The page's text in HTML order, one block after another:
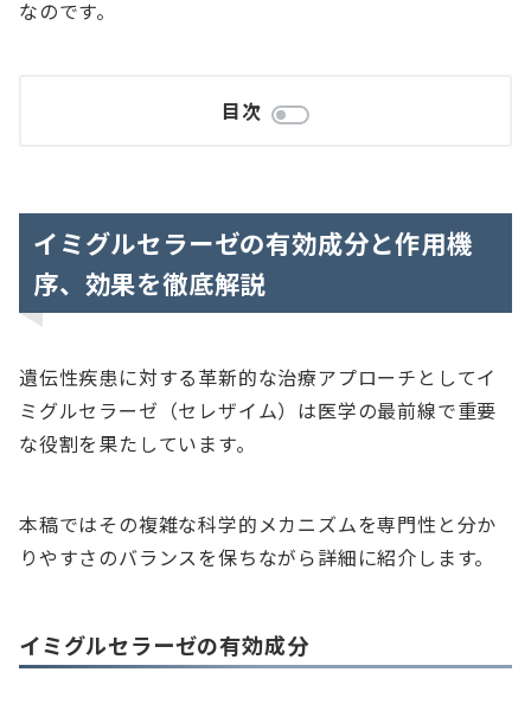
なのです。
目次
イミグルセラーゼの有効成分と作用機
序、効果を徹底解説
遺伝性疾患に対する革新的な治療アプローチとしてイ
ミグルセラーゼ（セレザイム）は医学の最前線で重要
な役割を果たしています。
本稿ではその複雑な科学的メカニズムを専門性と分か
りやすさのバランスを保ちながら詳細に紹介します。
イミグルセラーゼの有効成分